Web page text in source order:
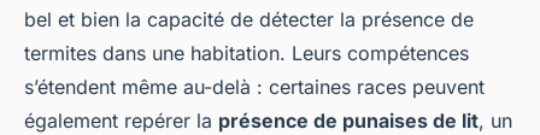
bel et bien la capacité de détecter la présence de
termites dans une habitation. Leurs compétences
s’étendent même au-delà : certaines races peuvent
également repérer la présence de punaises de lit, un